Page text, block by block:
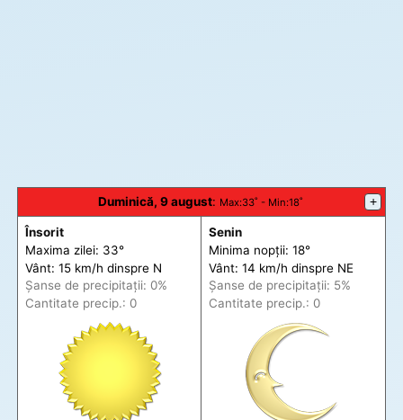
Duminică, 9 august: Max:33˚ - Min:18˚ +
Însorit
Maxima zilei: 33°
Vânt: 15 km/h dinspre N
Șanse de precipitații: 0%
Cantitate precip.: 0
Senin
Minima nopții: 18°
Vânt: 14 km/h dinspre NE
Șanse de precipitații: 5%
Cantitate precip.: 0